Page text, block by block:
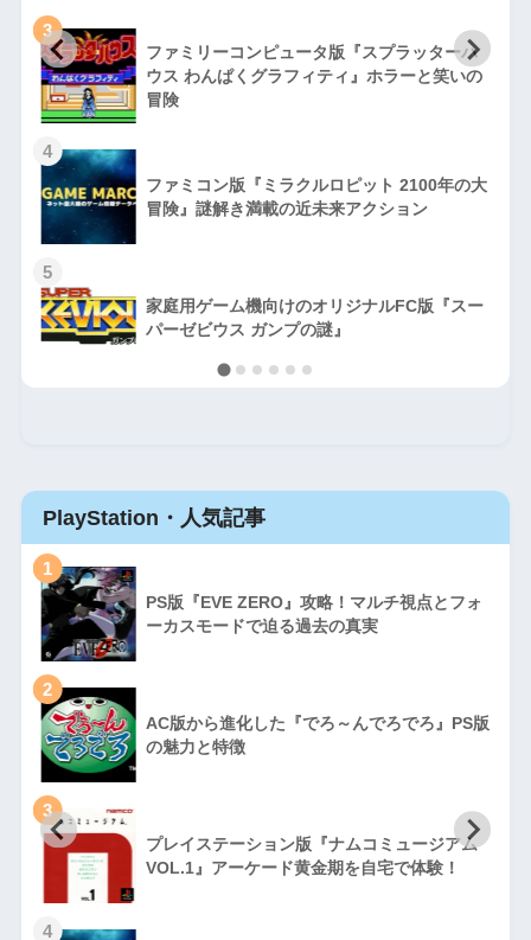
3
ファミリーコンピュータ版『スプラッターハ
ウス わんぱくグラフィティ』ホラーと笑いの
冒険
4
ファミコン版『ミラクルロピット 2100年の大
冒険』謎解き満載の近未来アクション
5
家庭用ゲーム機向けのオリジナルFC版『スー
パーゼビウス ガンプの謎』
PlayStation・人気記事
1
PS版『EVE ZERO』攻略！マルチ視点とフォ
ーカスモードで迫る過去の真実
2
AC版から進化した『でろ～んでろでろ』PS版
の魅力と特徴
3
プレイステーション版『ナムコミュージアム
VOL.1』アーケード黄金期を自宅で体験！
4